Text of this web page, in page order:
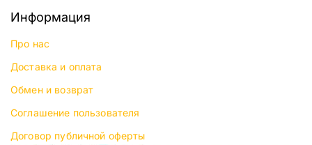
Информация
Про нас
Доставка и оплата
Обмен и возврат
Соглашение пользователя
Договор публичной оферты